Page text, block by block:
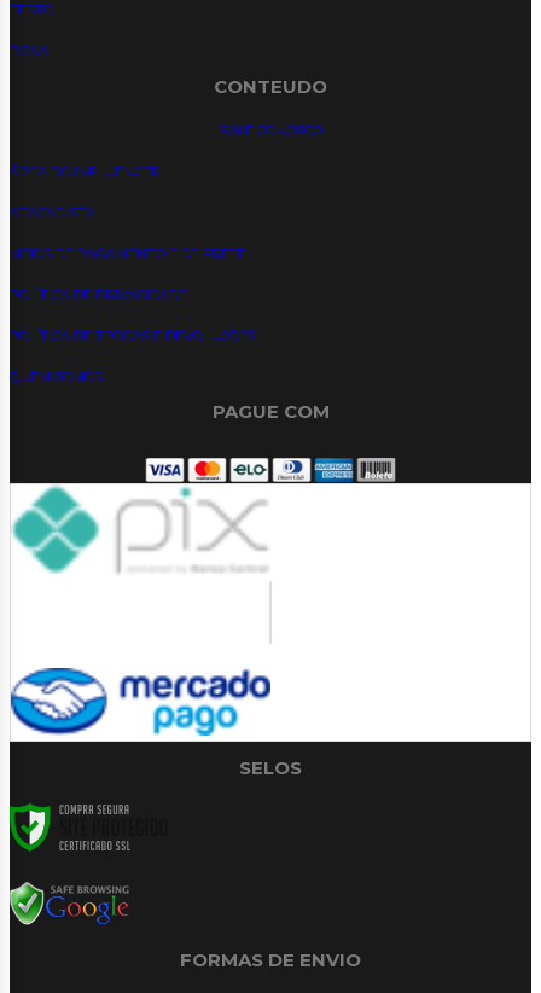
TESTO
BCAA
CONTEUDO
FALE CONOSCO
ÁREA DO INFLUENCER
ATACADISTA
MEIOS DE PAGAMENTO E DE FRETE
POLÍTICA DE PRIVACIDADE
POLÍTICA DE TROCAS E DEVOLUÇÕES
QUEM SOMOS
PAGUE COM
SELOS
FORMAS DE ENVIO